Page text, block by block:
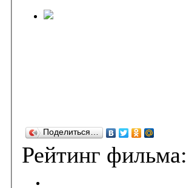
Поделиться…
Рейтинг фильма: